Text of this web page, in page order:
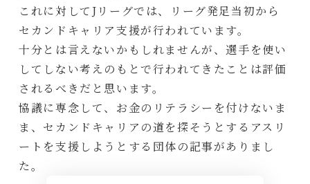
これに対してJリーグでは、リーグ発足当初から
セカンドキャリア支援が行われています。
十分とは言えないかもしれませんが、選手を使い
してしない考えのもとで行われてきたことは評価
されるべきだと思います。
協議に専念して、お金のリテラシーを付けないま
ま、セカンドキャリアの道を探そうとするアスリ
ートを支援しようとする団体の記事がありまし
た。